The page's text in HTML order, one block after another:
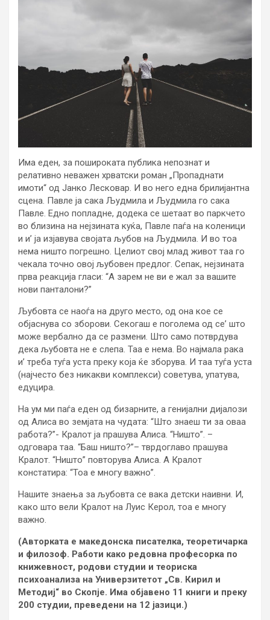
Има еден, за пошироката публика непознат и
релативно неважен хрватски роман „Пропаднати
имоти“ од Јанко Лесковар. И во него една брилијантна
сцена. Павле ја сака Људмила и Људмила го сака
Павле. Едно попладне, додека се шетаат во паркчето
во близина на нејзината куќа, Павле паѓа на коленици
и и’ ја изјавува својата љубов на Људмила. И во тоа
нема ништо погрешно. Целиот свој млад живот таа го
чекала точно овој љубовен предлог. Сепак, нејзината
прва реакција гласи: “А зарем не ви е жал за вашите
нови панталони?”
Љубовта се наоѓа на друго место, од она кое се
објаснува со зборови. Секогаш е поголема од се’ што
може вербално да се размени. Што само потврдува
дека љубовта не е слепа. Таа е нема. Во најмала рака
и’ треба туѓа уста преку која ќе зборува. И таа туѓа уста
(најчесто без никакви комплекси) советува, упатува,
едуцира.
На ум ми паѓа еден од бизарните, а генијални дијалози
од Алиса во земјата на чудата: “Што знаеш ти за оваа
работа?”- Кралот ја прашува Алиса. “Ништо”. –
одговара таа. “Баш ништо?”– тврдоглаво прашува
Кралот. “Ништо” повторува Алиса. А Кралот
констатира: “Тоа е многу важно”.
Нашите знаења за љубовта се вака детски наивни. И,
како што вели Кралот на Луис Керол, тоа е многу
важно.
(Авторката е македонска писателка, теоретичарка
и филозоф. Работи како редовна професорка по
книжевност, родови студии и теориска
психоанализа на Универзитетот „Св. Кирил и
Методиј“ во Скопје. Има објавено 11 книги и преку
200 студии, преведени на 12 јазици.)